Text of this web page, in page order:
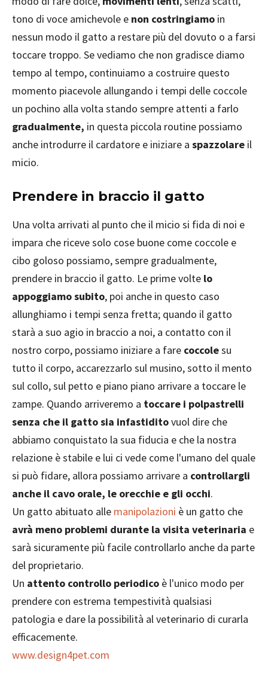
tono di voce amichevole e non costringiamo in
nessun modo il gatto a restare più del dovuto o a farsi
toccare troppo. Se vediamo che non gradisce diamo
tempo al tempo, continuiamo a costruire questo
momento piacevole allungando i tempi delle coccole
un pochino alla volta stando sempre attenti a farlo
gradualmente, in questa piccola routine possiamo
anche introdurre il cardatore e iniziare a spazzolare il
micio.
Prendere in braccio il gatto
Una volta arrivati al punto che il micio si fida di noi e
impara che riceve solo cose buone come coccole e
cibo goloso possiamo, sempre gradualmente,
prendere in braccio il gatto. Le prime volte lo
appoggiamo subito, poi anche in questo caso
allunghiamo i tempi senza fretta; quando il gatto
starà a suo agio in braccio a noi, a contatto con il
nostro corpo, possiamo iniziare a fare coccolesu
tutto il corpo, accarezzarlo sul musino, sotto il mento
sul collo, sul petto e piano piano arrivare a toccare le
zampe. Quando arriveremo a toccare i polpastrelli
senza che il gatto sia infastiditovuol dire che
abbiamo conquistato la sua fiducia e che la nostra
relazione è stabile e lui ci vede come l'umano del quale
si può fidare, allora possiamo arrivare a controllargli
anche il cavo orale, le orecchie e gli occhi.
Un gatto abituato alle manipolazioni è un gatto che
avrà meno problemi durante la visita veterinaria e
sarà sicuramente più facile controllarlo anche da parte
del proprietario.
Un attento controllo periodico è l'unico modo per
prendere con estrema tempestività qualsiasi
patologia e dare la possibilità al veterinario di curarla
efficacemente.
www.design4pet.com